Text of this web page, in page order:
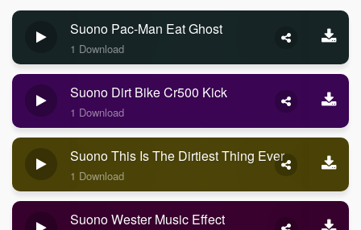
Suono Pac-Man Eat Ghost
1 Download
Suono Dirt Bike Cr500 Kick
1 Download
Suono This Is The Dirtiest Thing Ever
1 Download
Suono Wester Music Effect